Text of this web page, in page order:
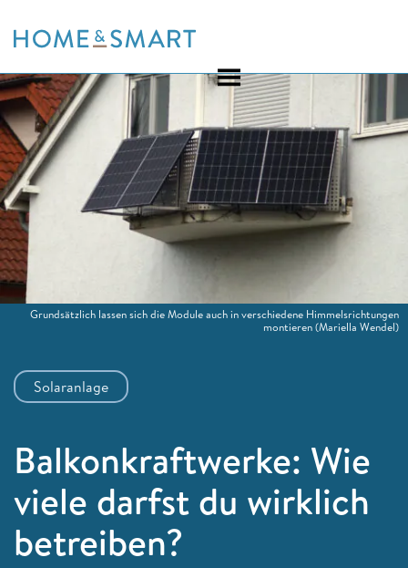
to
Solaranlage
Balkonkraftwerke: Wie
viele darfst du wirklich
betreiben?
Grundsätzlich lassen sich die Module auch in verschiedene Himmelsrichtungen
montieren(Mariella Wendel)